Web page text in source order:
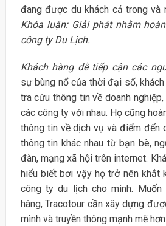
đang được du khách cả trong và
Khóa luận: Giải phát nhằm
công ty Du Lịch.
Khách hàng dễ tiếp cận các
sự bùng nổ của thời đại số,
tra cứu thông tin về doanh
các công ty với nhau. Họ cũng
thông tin về dịch vụ và điểm đến
thông tin khác nhau từ bạn bè,
đàn, mạng xã hội trên internet.
hiểu biết bơi vậy họ trở nên khắt
công ty du lịch cho mình.
hàng, Tracotour cần xây dựng
mình và truyền thông mạnh mẽ